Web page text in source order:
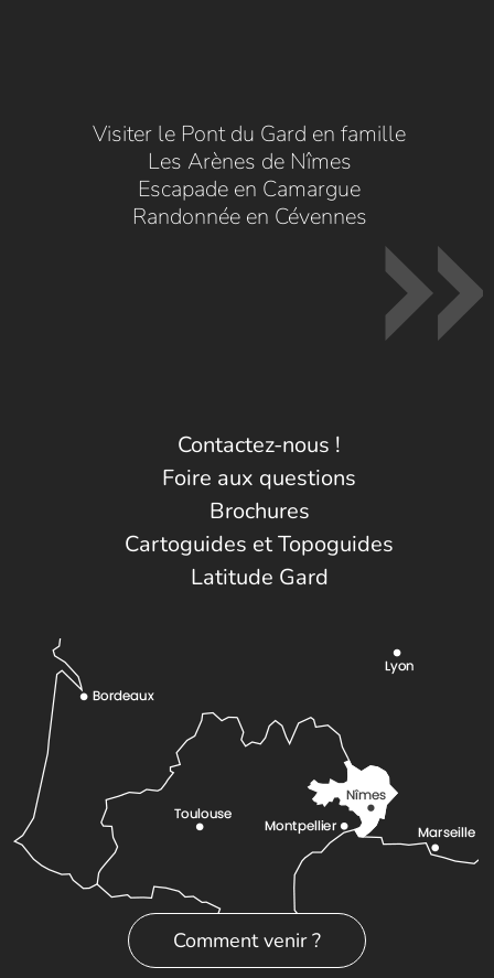
Visiter le Pont du Gard en famille
Les Arènes de Nîmes
Escapade en Camargue
Randonnée en Cévennes
Contactez-nous !
Foire aux questions
Brochures
Cartoguides et Topoguides
Latitude Gard
Comment venir ?